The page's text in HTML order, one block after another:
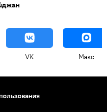
VK Макс